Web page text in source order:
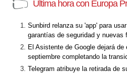
Última hora con Europa
Sunbird relanza su 'app' para
garantías de seguridad y nuevas
El Asistente de Google dejará
septiembre completando la
Telegram atribuye la retirada de